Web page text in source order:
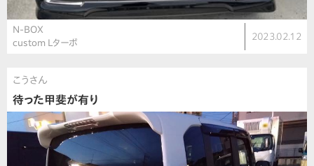
N-BOX
custom Lターボ
2023.02.12
こうさん
待った甲斐が有り